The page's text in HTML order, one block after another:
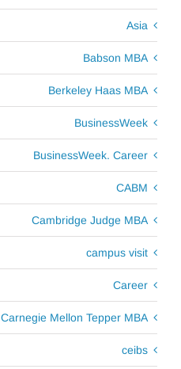
Asia
Babson MBA
Berkeley Haas MBA
BusinessWeek
BusinessWeek. Career
CABM
Cambridge Judge MBA
campus visit
Career
Carnegie Mellon Tepper MBA
ceibs